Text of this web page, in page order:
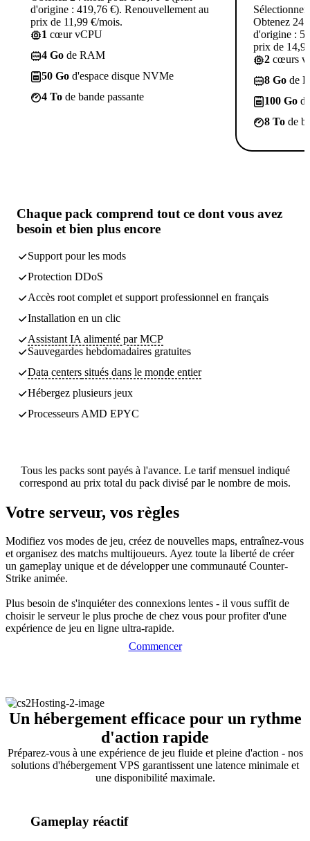
d'origine : 419,76 €). Renouvellement au
prix de 11,99 €/mois.
1 cœur vCPU
4 Go de RAM
50 Go d'espace disque NVMe
4 To de bande passante
Sélectionner
Obtenez 24
d'origine :
prix de
2 cœurs
8 Go de
100 Go
8 To de
Chaque pack comprend tout ce dont vous avez
besoin et bien plus encore
Support pour les mods
Protection DDoS
Accès root complet et support professionnel en français
Installation en un clic
Assistant IA alimenté par MCP
Sauvegardes hebdomadaires gratuites
Data centers situés dans le monde entier
Hébergez plusieurs jeux
Processeurs AMD EPYC
Tous les packs sont payés à l'avance. Le tarif mensuel indiqué
correspond au prix total du pack divisé par le nombre de mois.
Votre serveur, vos règles
Modifiez vos modes de jeu, créez de nouvelles maps, entraînez-vous
et organisez des matchs multijoueurs. Ayez toute la liberté de créer
un gameplay unique et de développer une communauté Counter-
Strike animée.
Plus besoin de s'inquiéter des connexions lentes - il vous suffit de
choisir le serveur le plus proche de chez vous pour profiter d'une
expérience de jeu en ligne ultra-rapide.
Commencer
Un hébergement efficace pour un rythme
d'action rapide
Préparez-vous à une expérience de jeu fluide et pleine d'action - nos
solutions d'hébergement VPS garantissent une latence minimale et
une disponibilité maximale.
Gameplay réactif